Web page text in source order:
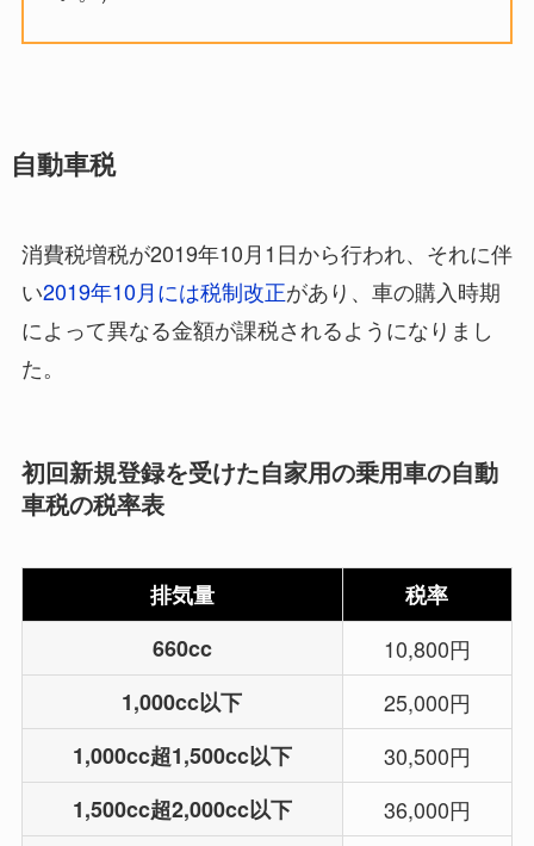
自動車税
消費税増税が2019年10月1日から行われ、それに伴
い2019年10月には税制改正があり、車の購入時期
によって異なる金額が課税されるようになりまし
た。
初回新規登録を受けた自家用の乗用車の自動
車税の税率表
排気量
税率
660cc
10,800円
1,000cc以下
25,000円
1,000cc超1,500cc以下
30,500円
1,500cc超2,000cc以下
36,000円